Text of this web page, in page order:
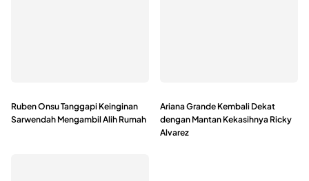
Ruben Onsu Tanggapi Keinginan
Sarwendah Mengambil Alih Rumah
Ariana Grande Kembali Dekat
dengan Mantan Kekasihnya Ricky
Alvarez